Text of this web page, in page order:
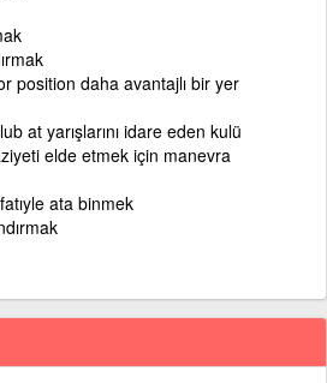
position daha avantajlı bir yer
at yarışlarını idare eden kulü
elde etmek için manevra
ata binmek